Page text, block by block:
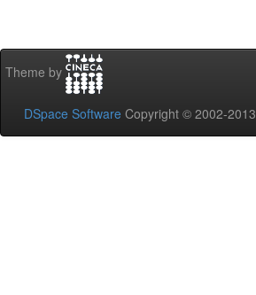
Theme by
DSpace Software Copyright © 2002-2013